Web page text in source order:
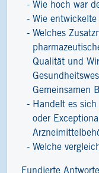
Wie hoch war
Wie
Welches
Qualität und
Gemeinsamen
Handelt es
oder
Welche
Fundierte